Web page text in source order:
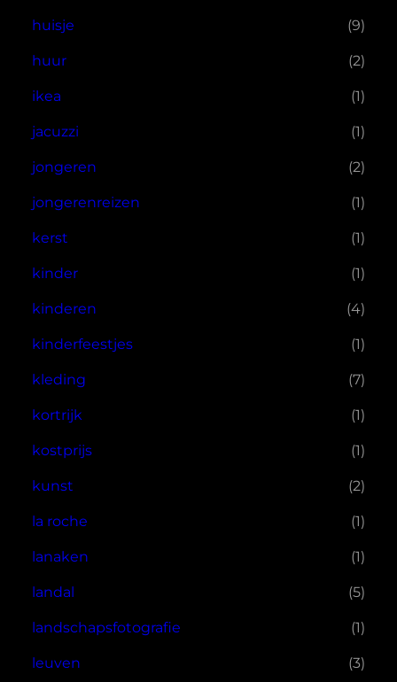
huisje (9)
huur (2)
ikea (1)
jacuzzi (1)
jongeren (2)
jongerenreizen (1)
kerst (1)
kinder (1)
kinderen (4)
kinderfeestjes (1)
kleding (7)
kortrijk (1)
kostprijs (1)
kunst (2)
la roche (1)
lanaken (1)
landal (5)
landschapsfotografie (1)
leuven (3)